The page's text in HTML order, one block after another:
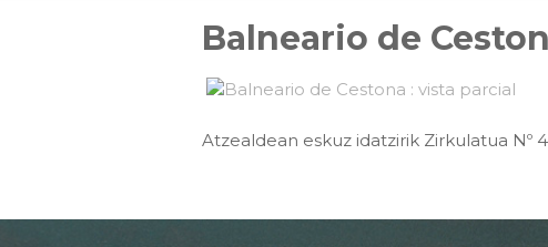
Balneario de
Atzealdean eskuz idatzirik Zirkulatua Nº